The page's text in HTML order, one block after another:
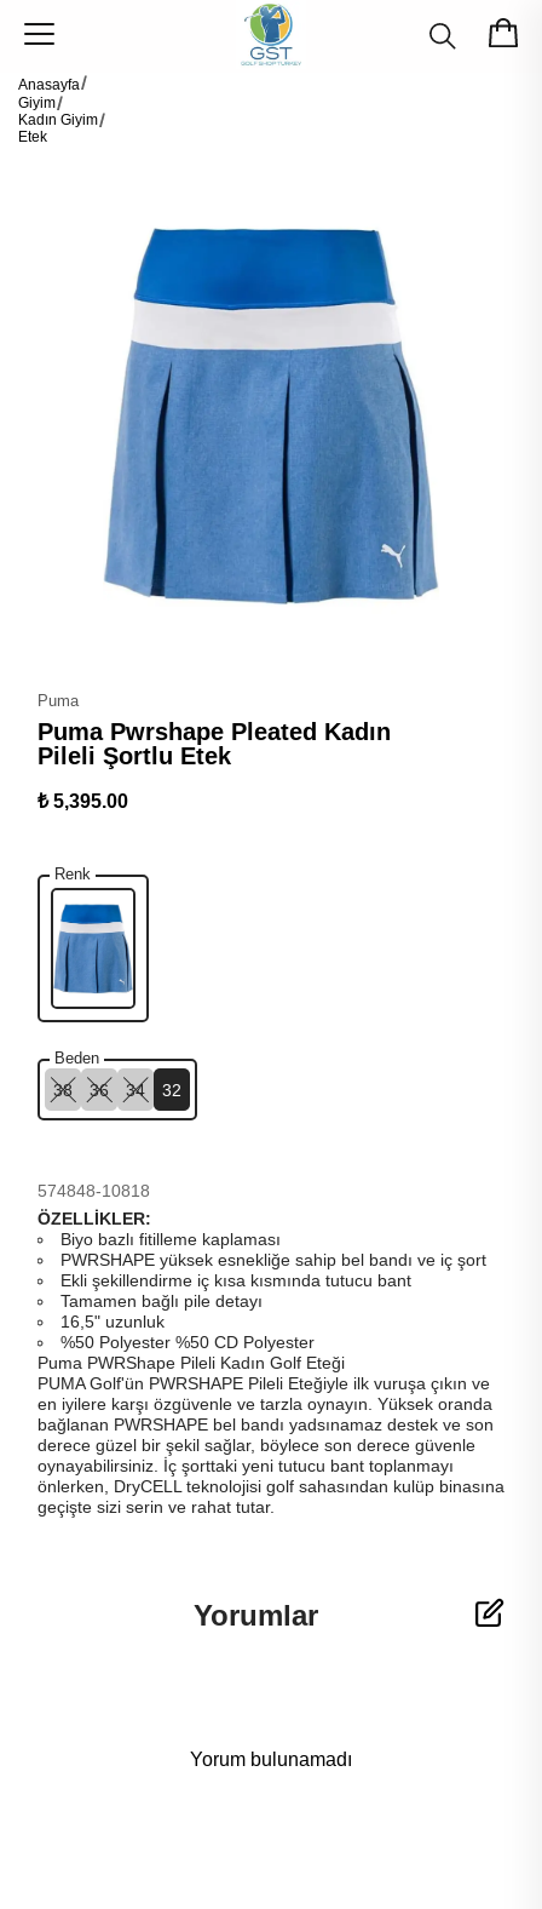
Anasayfa
Giyim
Kadın Giyim
Etek
Puma
Puma Pwrshape Pleated Kadın
Pileli Şortlu Etek
₺ 5,395.00
Renk
Beden
38 36 34 32
574848-10818
ÖZELLİKLER:
Biyo bazlı fitilleme kaplaması
PWRSHAPE yüksek esnekliğe sahip bel bandı ve iç şort
Ekli şekillendirme iç kısa kısmında tutucu bant
Tamamen bağlı pile detayı
16,5" uzunluk
%50 Polyester %50 CD Polyester
Puma PWRShape Pileli Kadın Golf Eteği
PUMA Golf'ün PWRSHAPE Pileli Eteğiyle ilk vuruşa çıkın ve
en iyilere karşı özgüvenle ve tarzla oynayın. Yüksek oranda
bağlanan PWRSHAPE bel bandı yadsınamaz destek ve son
derece güzel bir şekil sağlar, böylece son derece güvenle
oynayabilirsiniz. İç şorttaki yeni tutucu bant toplanmayı
önlerken, DryCELL teknolojisi golf sahasından kulüp binasına
geçişte sizi serin ve rahat tutar.
Yorumlar
Yorum bulunamadı